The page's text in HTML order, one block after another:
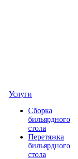
Услуги
Сборка
бильярдного
стола
Перетяжка
бильярдного
стола